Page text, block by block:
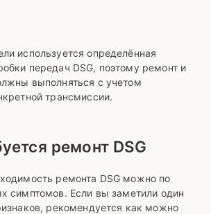
используется определённая
передач DSG, поэтому ремонт и
выполняться с учетом
трансмиссии.
ремонт DSG
ремонта DSG можно по
симптомов. Если вы заметили один
рекомендуется как можно